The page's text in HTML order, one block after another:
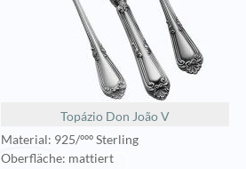
Topázio Don João V
Material: 925/ººº Sterling
Oberfläche: mattiert